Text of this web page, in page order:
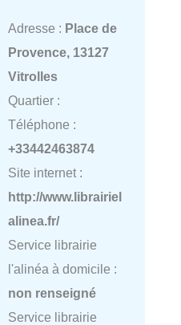
Adresse : Place de
Provence, 13127
Vitrolles
Quartier :
Téléphone :
+33442463874
Site internet :
http://www.librairiel
alinea.fr/
Service librairie
l'alinéa à domicile :
non renseigné
Service librairie